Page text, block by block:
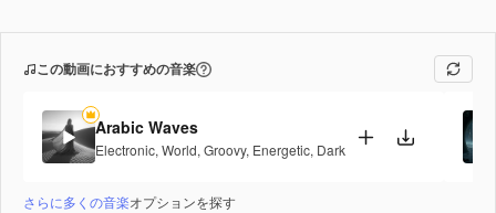
この動画におすすめの音楽
Arabic Waves
Electronic, World, Groovy, Energetic, Dark
さらに多くの音楽オプションを探す